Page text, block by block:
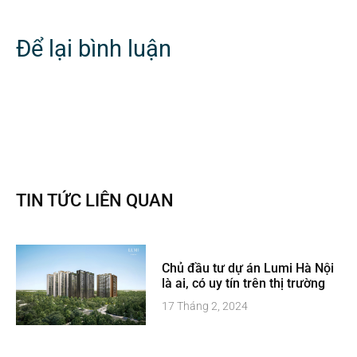
Để lại bình luận
TIN TỨC LIÊN QUAN
Chủ đầu tư dự án Lumi Hà Nội
là ai, có uy tín trên thị trường
17 Tháng 2, 2024